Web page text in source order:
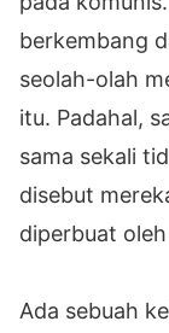
berkembang
seolah-olah
itu. Padahal,
sama sekali
disebut
diperbuat
Ada sebuah